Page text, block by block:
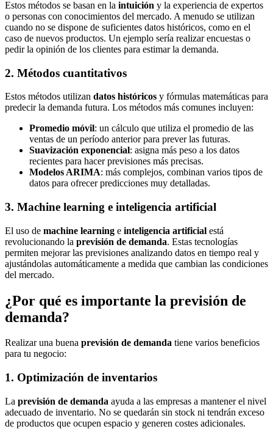
Estos métodos se basan en la intuición y la experiencia de expertos
o personas con conocimientos del mercado. A menudo se utilizan
cuando no se dispone de suficientes datos históricos, como en el
caso de nuevos productos. Un ejemplo sería realizar encuestas o
pedir la opinión de los clientes para estimar la demanda.
2. Métodos cuantitativos
Estos métodos utilizan datos históricos y fórmulas matemáticas para
predecir la demanda futura. Los métodos más comunes incluyen:
Promedio móvil: un cálculo que utiliza el promedio de las
ventas de un período anterior para prever las futuras.
Suavización exponencial: asigna más peso a los datos
recientes para hacer previsiones más precisas.
Modelos ARIMA: más complejos, combinan varios tipos de
datos para ofrecer predicciones muy detalladas.
3. Machine learning e inteligencia artificial
El uso de machine learning e inteligencia artificial está
revolucionando la previsión de demanda. Estas tecnologías
permiten mejorar las previsiones analizando datos en tiempo real y
ajustándolas automáticamente a medida que cambian las condiciones
del mercado.
¿Por qué es importante la previsión de
demanda?
Realizar una buena previsión de demanda tiene varios beneficios
para tu negocio:
1. Optimización de inventarios
La previsión de demanda ayuda a las empresas a mantener el nivel
adecuado de inventario. No se quedarán sin stock ni tendrán exceso
de productos que ocupen espacio y generen costes adicionales.